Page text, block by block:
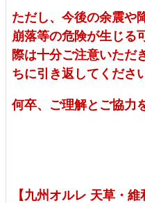
ただし、今後の余震や
崩落等の危険が生じる
際は十分ご注意いただ
ちに引き返してくださ
何卒、ご理解とご協力
【九州オルレ 天草・